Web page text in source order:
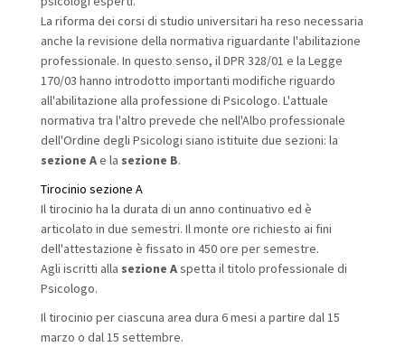
La riforma dei corsi di studio universitari ha reso necessaria
anche la revisione della normativa riguardante l'abilitazione
professionale. In questo senso, il DPR 328/01 e la Legge
170/03 hanno introdotto importanti modifiche riguardo
all'abilitazione alla professione di Psicologo. L'attuale
normativa tra l'altro prevede che nell'Albo professionale
dell'Ordine degli Psicologi siano istituite due sezioni: la
sezione Ae la sezione B.
Tirocinio sezione A
Il tirocinio ha la durata di un anno continuativo ed è
articolato in due semestri. Il monte ore richiesto ai fini
dell'attestazione è fissato in 450 ore per semestre.
Agli iscritti alla sezione Aspetta il titolo professionale di
Psicologo.
Il tirocinio per ciascuna area dura 6 mesi a partire dal 15
marzo o dal 15 settembre.